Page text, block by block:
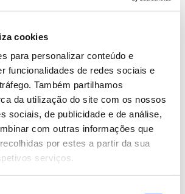
cookies
para personalizar conteúdo e
funcionalidades de redes sociais e
Também partilhamos
da utilização do site com os nossos
sociais, de publicidade e de análise,
com outras informações que
por estes a partir da sua
serviços.
regulam a
de água doce